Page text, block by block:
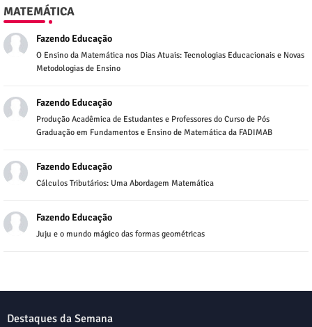
MATEMÁTICA
Fazendo Educação
O Ensino da Matemática nos Dias Atuais: Tecnologias Educacionais e Novas
Metodologias de Ensino
Fazendo Educação
Produção Acadêmica de Estudantes e Professores do Curso de Pós
Graduação em Fundamentos e Ensino de Matemática da FADIMAB
Fazendo Educação
Cálculos Tributários: Uma Abordagem Matemática
Fazendo Educação
Juju e o mundo mágico das formas geométricas
Destaques da Semana